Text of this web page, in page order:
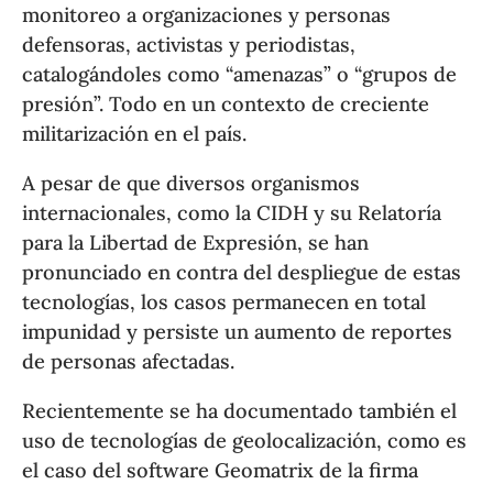
monitoreo a organizaciones y personas
defensoras, activistas y periodistas,
catalogándoles como “amenazas” o “grupos de
presión”. Todo en un contexto de creciente
militarización en el país.
A pesar de que diversos organismos
internacionales, como la CIDH y su Relatoría
para la Libertad de Expresión, se han
pronunciado en contra del despliegue de estas
tecnologías, los casos permanecen en total
impunidad y persiste un aumento de reportes
de personas afectadas.
Recientemente se ha documentado también el
uso de tecnologías de geolocalización, como es
el caso del software Geomatrix de la firma